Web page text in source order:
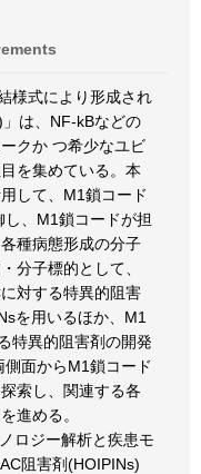
様式により形成され
は、NF-kBなどの
クか つ希少なユビ
を集めている。本
して、M1鎖コード
、M1鎖コードが担
種病態形成の分子
分子標的として、
対する特異的阻害
を用いるほか、M1
特異的阻害剤の開発
面からM1鎖コード
索し、関連する各
進める。
ロジー解析と疾患モ
阻害剤(HOIPINs)